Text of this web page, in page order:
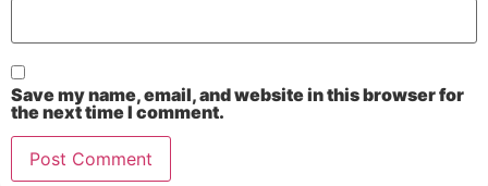
Save my name, email, and website in this browser for
the next time I comment.